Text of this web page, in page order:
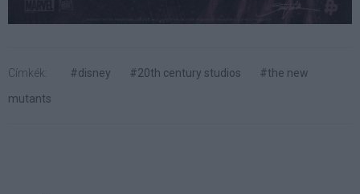
Címkék: #disney #20th century studios
#the new
mutants